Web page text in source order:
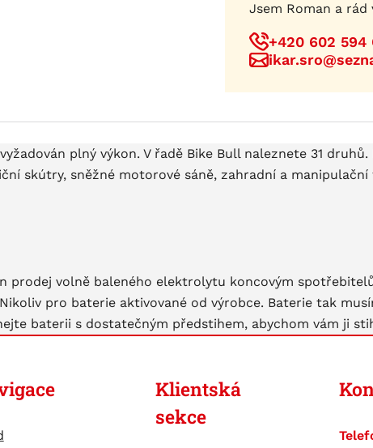
Jsem Roman a rád
+420 602 594
plný výkon. V řadě Bike Bull naleznete 31
skútry, sněžné motorové sáně, zahradní a manipulační
prodej volně baleného elektrolytu koncovým
pro baterie aktivované od výrobce. Baterie tak
baterii s dostatečným předstihem, abychom vám ji
Klientská
sekce